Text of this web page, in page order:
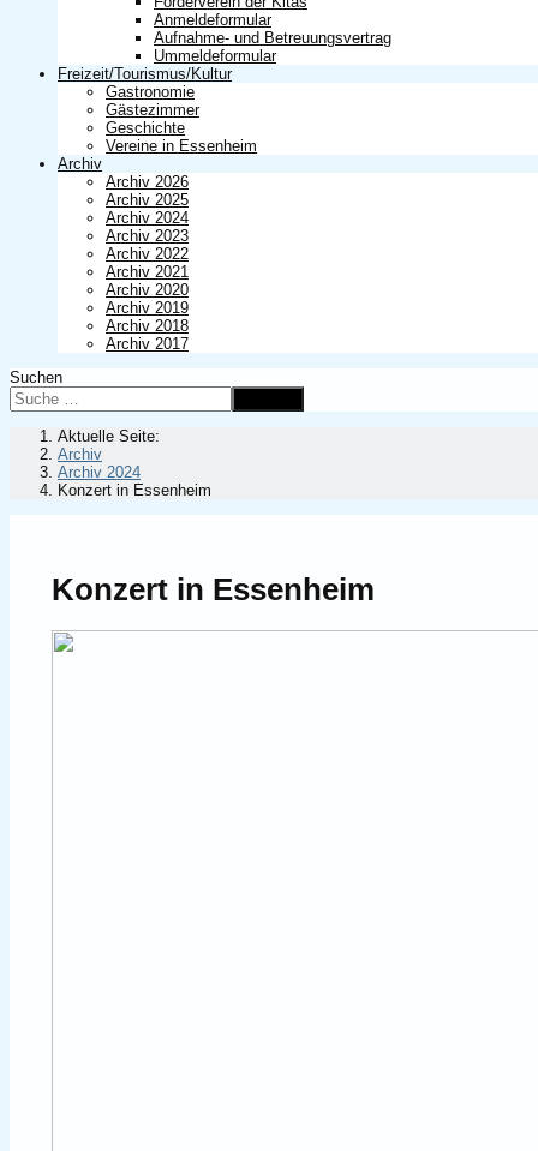
Anmeldeformular
Aufnahme- und Betreuungsvertrag
Ummeldeformular
Freizeit/Tourismus/Kultur
Gastronomie
Gästezimmer
Geschichte
Vereine in Essenheim
Archiv
Archiv 2026
Archiv 2025
Archiv 2024
Archiv 2023
Archiv 2022
Archiv 2021
Archiv 2020
Archiv 2019
Archiv 2018
Archiv 2017
Suchen
Aktuelle Seite:
Archiv
Archiv 2024
Konzert in Essenheim
Konzert in Essenheim